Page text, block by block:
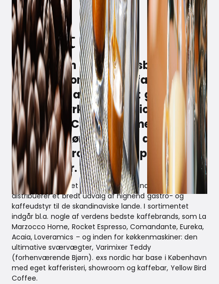
Distribution af kvalitetsbrands har
de to virksomheder til fælles. Samt
ønsket om at steppe et gear op.
Witt vil styrke sin position i
’Specialty Coffee’ segmentet, og
exs nordic ønsker at få deres
premium produkter ud på endnu
flere hylder.
exs nordic a/s er et familiedrevet brandhouse, der
distribuerer et bredt udvalg af highend gastro- og
kaffeudstyr til de skandinaviske lande. I sortimentet
indgår bl.a. nogle af verdens bedste kaffebrands, som La
Marzocco Home, Rocket Espresso, Comandante, Eureka,
Acaia, Loveramics – og inden for køkkenmaskiner: den
ultimative sværvægter, Varimixer Teddy
(forhenværende Bjørn). exs nordic har base i København
med eget kafferisteri, showroom og kaffebar, Yellow Bird
Coffee.